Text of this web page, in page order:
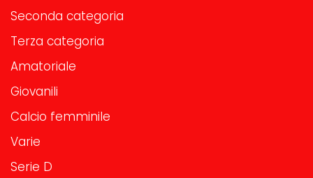
Seconda categoria
Terza categoria
Amatoriale
Giovanili
Calcio femminile
Varie
Serie D